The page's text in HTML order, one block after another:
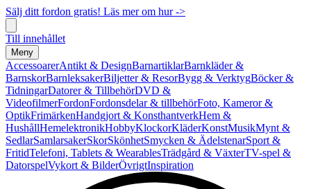
Sälj ditt fordon gratis! Läs mer om hur ->
Till innehållet
Meny
AccessoarerAntikt & DesignBarnartiklarBarnkläder &
BarnskorBarnleksakerBiljetter & ResorBygg & VerktygBöcker &
TidningarDatorer & TillbehörDVD &
VideofilmerFordonFordonsdelar & tillbehörFoto, Kameror &
OptikFrimärkenHandgjort & KonsthantverkHem &
HushållHemelektronikHobbyKlockorKläderKonstMusikMynt &
SedlarSamlarsakerSkorSkönhetSmycken & ÄdelstenarSport &
FritidTelefoni, Tablets & WearablesTrädgård & VäxterTV-spel &
DatorspelVykort & BilderÖvrigtInspiration